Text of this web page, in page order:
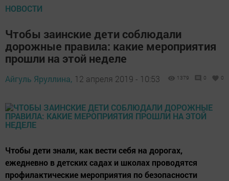
НОВОСТИ
Чтобы заинские дети соблюдали
дорожные правила: какие мероприятия
прошли на этой неделе
Айгуль Яруллина, 12 апреля 2019 - 10:53 1379 0 0
Чтобы дети знали, как вести себя на дорогах,
ежедневно в детских садах и школах проводятся
профилактические мероприятия по безопасности